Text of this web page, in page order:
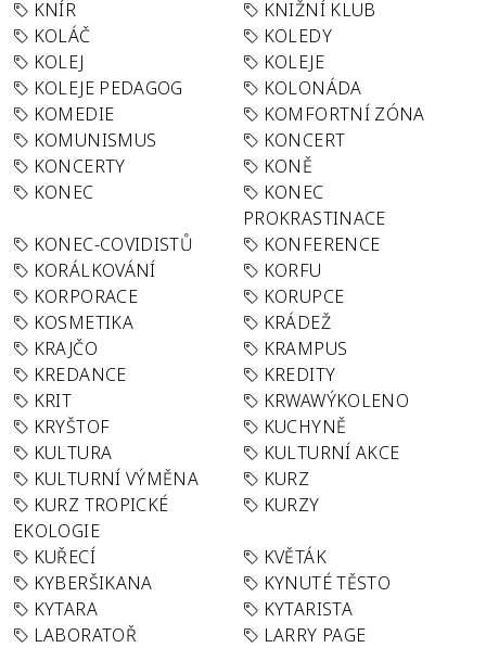
KNÍR
KNIŽNÍ KLUB
KOLÁČ
KOLEDY
KOLEJ
KOLEJE
KOLEJE PEDAGOG
KOLONÁDA
KOMEDIE
KOMFORTNÍ ZÓNA
KOMUNISMUS
KONCERT
KONCERTY
KONĚ
KONEC
KONEC
PROKRASTINACE
KONEC-COVIDISTŮ
KONFERENCE
KORÁLKOVÁNÍ
KORFU
KORPORACE
KORUPCE
KOSMETIKA
KRÁDEŽ
KRAJČO
KRAMPUS
KREDANCE
KREDITY
KRIT
KRWAWÝKOLENO
KRYŠTOF
KUCHYNĚ
KULTURA
KULTURNÍ AKCE
KULTURNÍ VÝMĚNA
KURZ
KURZ TROPICKÉ
EKOLOGIE
KURZY
KUŘECÍ
KVĚTÁK
KYBERŠIKANA
KYNUTÉ TĚSTO
KYTARA
KYTARISTA
LABORATOŘ
LARRY PAGE